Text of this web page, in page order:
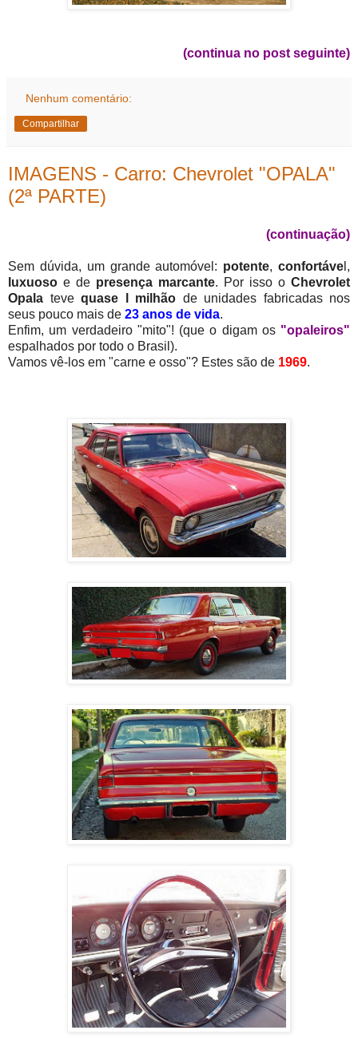
(continua no post seguinte)
Nenhum comentário:
Compartilhar
IMAGENS - Carro: Chevrolet "OPALA"
(2ª PARTE)
(continuação)
Sem dúvida, um grande automóvel: potente,confortáve l,
luxuoso e de presença marcante. Por isso o Chevrolet
Opala teve quase l milhão de unidades fabricadas nos
seus pouco mais de 23 anos de vida.
Enfim, um verdadeiro "mito"! (que o digam os "opaleiros"
espalhados por todo o Brasil).
Vamos vê-los em "carne e osso"? Estes são de 1969.